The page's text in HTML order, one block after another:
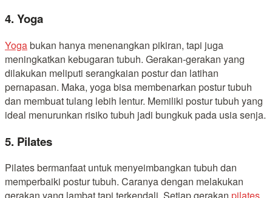
4. Yoga
Yogabukan hanya menenangkan pikiran, tapi juga
meningkatkan kebugaran tubuh. Gerakan-gerakan yang
dilakukan meliputi serangkaian postur dan latihan
pernapasan. Maka, yoga bisa membenarkan postur tubuh
dan membuat tulang lebih lentur. Memiliki postur tubuh yang
ideal menurunkan risiko tubuh jadi bungkuk pada usia senja.
5. Pilates
Pilates bermanfaat untuk menyeimbangkan tubuh dan
memperbaiki postur tubuh. Caranya dengan melakukan